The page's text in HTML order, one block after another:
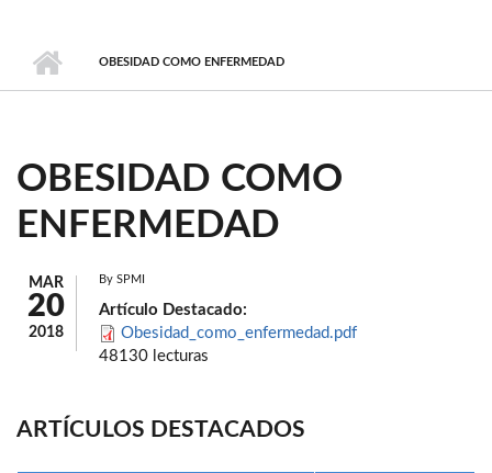
OBESIDAD COMO ENFERMEDAD
OBESIDAD COMO
ENFERMEDAD
MAR
20
2018
By SPMI
Artículo Destacado:
Obesidad_como_enfermedad.pdf
48130 lecturas
ARTÍCULOS DESTACADOS